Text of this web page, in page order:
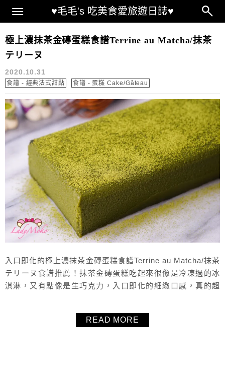
♥毛毛's 吃美食愛旅遊日誌♥
Main Menu
抹茶乳糜 作法
極上濃抹茶金磚蛋糕食譜Terrine au Matcha/抹茶
テリーヌ
2020.10.31
食譜 - 經典法式甜點 食譜 - 蛋糕 Cake/Gâteau
入口即化的極上濃抹茶金磚蛋糕食譜Terrine au Matcha/抹茶
テリーヌ食譜推薦！抹茶金磚蛋糕吃起來很像是冷凍過的冰
淇淋，又有點像是生巧克力，入口即化的細緻口感，真的超
糕要翻成抹茶凍蛋糕也是可以，只是因為造型的關係，多數
READ MORE